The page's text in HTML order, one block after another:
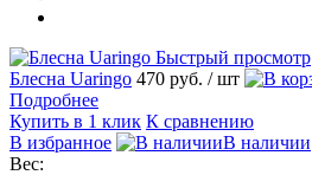
Быстрый просмотр
Блесна Uaringo 470 руб. / шт
Подробнее
Купить в 1 клик К сравнению
В избранное
В наличии
Вес: